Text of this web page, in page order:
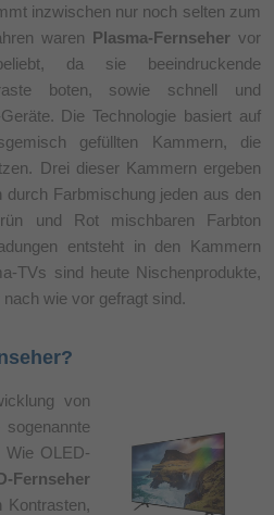
inzwischen nur noch selten zum
waren Plasma-Fernseher vor
da sie beeindruckende
boten, sowie schnell und
Die Technologie basiert auf
gefüllten Kammern, die
Drei dieser Kammern ergeben
Farbmischung jeden aus den
und Rot mischbaren Farbton
entsteht in den Kammern
TVs sind heute Nischenprodukte,
wie vor gefragt sind.
von
Wie OLED-
Fernseher
Kontrasten,